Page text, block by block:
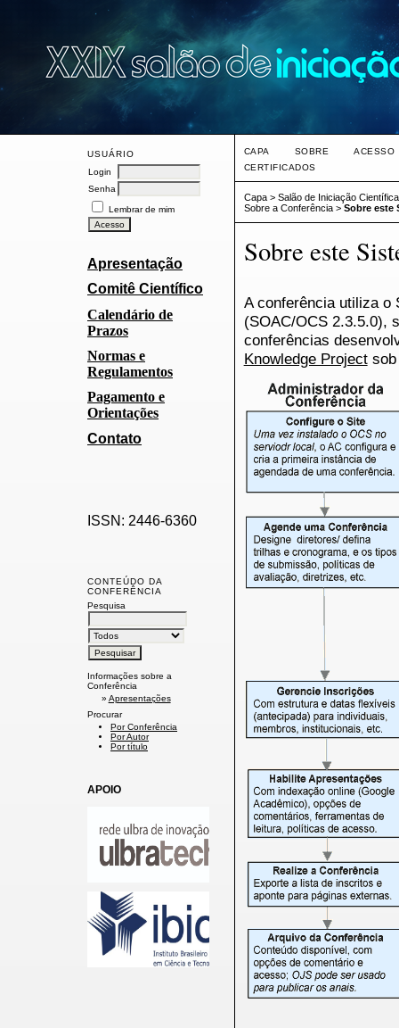
USUÁRIO
Login
Senha
Lembrar de mim
Apresentação
Comitê Científico
Calendário de
Prazos
Normas e
Regulamentos
Pagamento e
Orientações
Contato
ISSN: 2446-6360
CONTEÚDO DA
CONFERÊNCIA
Pesquisa
Informações sobre a
Conferência
» Apresentações
Procurar
Por Conferência
Por Autor
Por título
APOIO
CAPA SOBRE
ACESSO
CERTIFICADOS
Capa> Salão de Iniciação
Sobre a Conferência> Sobre este
Sobre este
A conferência utiliza o
(SOAC/OCS 2.3.5.0),
conferências
Knowledge Projectsob